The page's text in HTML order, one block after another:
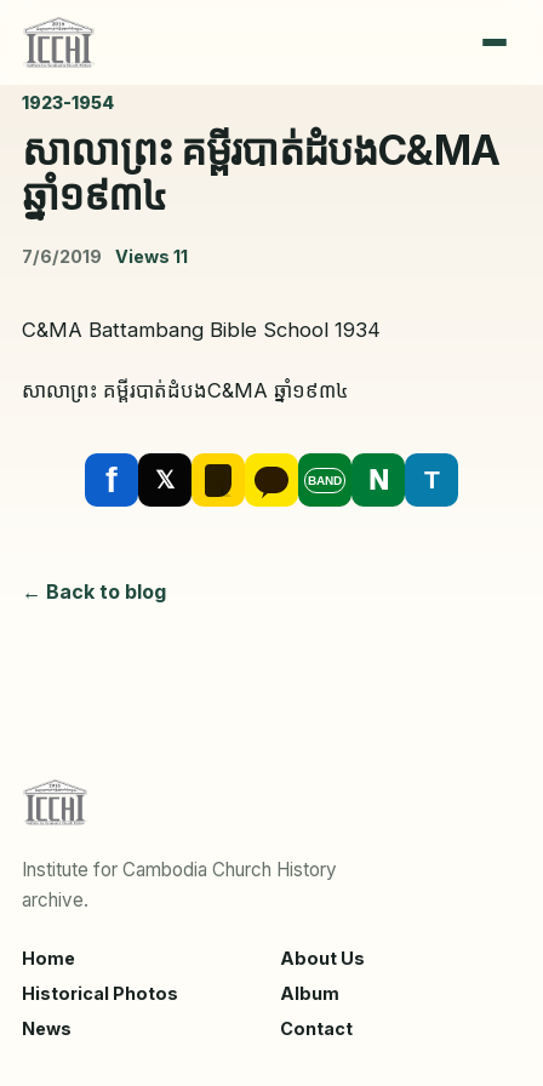
1923-1954
សាលាព្រះ គម្ពីរបាត់ដំបងC&MA
ឆ្នាំ១៩៣៤
7/6/2019 Views 11
C&MA Battambang Bible School 1934
សាលាព្រះ គម្ពីរបាត់ដំបងC&MA ឆ្នាំ១៩៣៤
f 𝕏 BAND N T
← Back to blog
Institute for Cambodia Church History
archive.
Home
About Us
Historical Photos
Album
News
Contact